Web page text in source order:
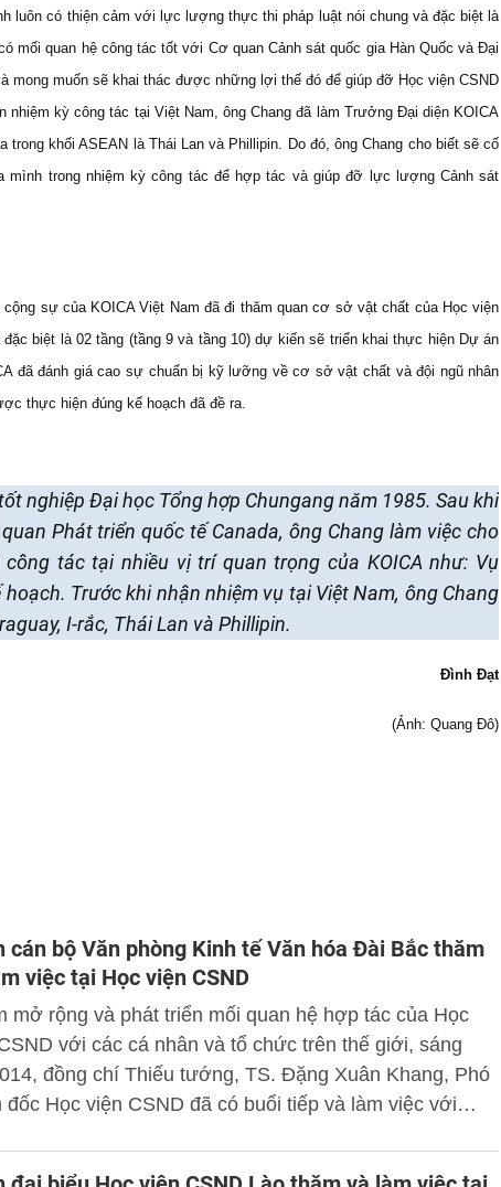
luôn có thiện cảm với lực lượng thực thi pháp luật nói chung và đặc biệt là
mối quan hệ công tác tốt với Cơ quan Cảnh sát quốc gia Hàn Quốc và Đại
mong muốn sẽ khai thác được những lợi thế đó để giúp đỡ Học viện CSND
kỳ công tác tại Việt Nam, ông Chang đã làm Trưởng Đại diện KOICA
trong khối ASEAN là Thái Lan và Phillipin. Do đó, ông Chang cho biết sẽ cố
mình trong nhiệm kỳ công tác để hợp tác và giúp đỡ lực lượng Cảnh sát
sự của KOICA Việt Nam đã đi thăm quan cơ sở vật chất của Học viện
biệt là 02 tầng (tầng 9 và tầng 10) dự kiến sẽ triển khai thực hiện Dự án
đã đánh giá cao sự chuẩn bị kỹ lưỡng về cơ sở vật chất và đội ngũ nhân
thực hiện đúng kế hoạch đã đề ra.
nghiệp Đại học Tổng hợp Chungang năm 1985. Sau khi
Phát triển quốc tế Canada, ông Chang làm việc cho
tác tại nhiều vị trí quan trọng của KOICA như: Vụ
Trước khi nhận nhiệm vụ tại Việt Nam, ông Chang
I-rắc, Thái Lan và Phillipin.
Đình Đạt
(Ảnh: Quang Đô)
cán bộ Văn phòng Kinh tế Văn hóa Đài Bắc thăm
việc tại Học viện CSND
mở rộng và phát triển mối quan hệ hợp tác của Học
với các cá nhân và tổ chức trên thế giới, sáng
đồng chí Thiếu tướng, TS. Đặng Xuân Khang, Phó
đốc Học viện CSND đã có buổi tiếp và làm việc với